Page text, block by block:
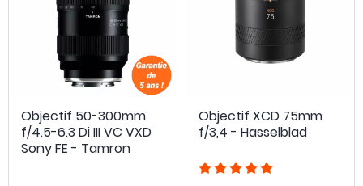
OCCASION
Objectif 50-300mm
f/4.5-6.3 Di III VC VXD
Sony FE - Tamron
Objectif XCD 75mm
f/3,4 - Hasselblad